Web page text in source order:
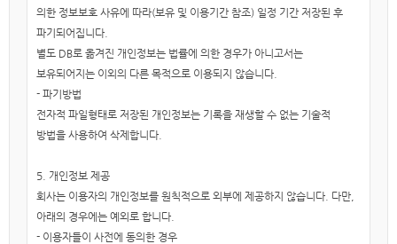
의한 정보보호 사유에 따라(보유 및 이용기간 참조) 일정 기간 저장된 후
파기되어집니다.
별도 DB로 옮겨진 개인정보는 법률에 의한 경우가 아니고서는
보유되어지는 이외의 다른 목적으로 이용되지 않습니다.
- 파기방법
전자적 파일형태로 저장된 개인정보는 기록을 재생할 수 없는 기술적
방법을 사용하여 삭제합니다.
5. 개인정보 제공
회사는 이용자의 개인정보를 원칙적으로 외부에 제공하지 않습니다. 다만,
아래의 경우에는 예외로 합니다.
- 이용자들이 사전에 동의한 경우